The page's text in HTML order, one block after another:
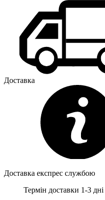
Доставка
Доставка експрес службою
Термін доставки 1-3 дні